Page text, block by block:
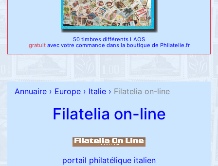
50 timbres différents LAOS
gratuit avec votre commande dans la boutique de Philatelie.fr
Annuaire › Europe › Italie › Filatelia on-line
Filatelia on-line
portail philatélique italien